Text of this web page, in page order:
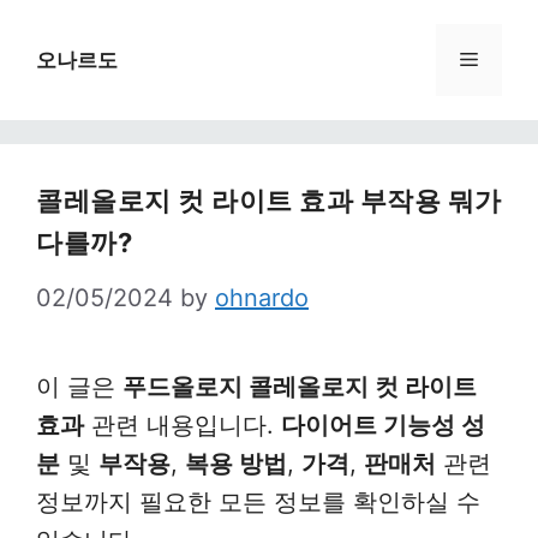
오나르도 Menu
콜레올로지 컷 라이트 효과 부작용 뭐가
다를까?
02/05/2024 by ohnardo
이 글은 푸드올로지 콜레올로지 컷 라이트
효과관련 내용입니다. 다이어트 기능성 성
분 및 부작용, 복용 방법, 가격, 판매처 관련
정보까지 필요한 모든 정보를 확인하실 수